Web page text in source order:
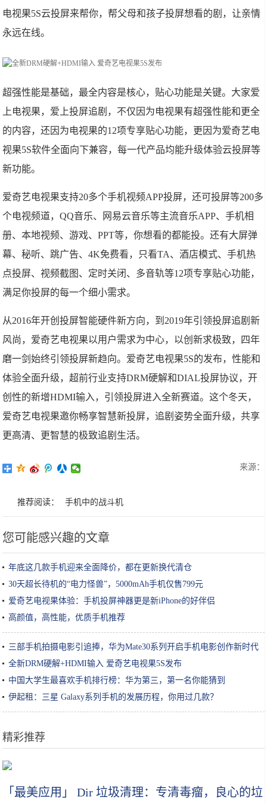
电视果5S云投屏来帮你，帮父母和孩子投屏想看的剧，让亲情
永远在线。
超强性能是基础，最全内容是核心，贴心功能是关键。大家爱
上电视果，爱上投屏追剧，不仅因为电视果有超强性能和更全
的内容，还因为电视果的12项专享贴心功能，更因为爱奇艺电
视果5S软件全面向下兼容，每一代产品均能升级体验云投屏等
新功能。
爱奇艺电视果支持20多个手机视频APP投屏，还可投屏等200多
个电视频道，QQ音乐、网易云音乐等主流音乐APP、手机相
册、本地视频、游戏、PPT等，你想看的都能投。还有大屏弹
幕、秘听、跳广告、4K免费看，只看TA、酒店模式、手机热
点投屏、视频截图、定时关闭、多音轨等12项专享贴心功能，
满足你投屏的每一个细小需求。
从2016年开创投屏智能硬件新方向，到2019年引领投屏追剧新
风尚，爱奇艺电视果以用户需求为中心，以创新求极致，四年
磨一剑始终引领投屏新趋向。爱奇艺电视果5S的发布，性能和
体验全面升级，超前行业支持DRM硬解和DIAL投屏协议，开
创性的新增HDMI输入，引领投屏进入全新赛道。这个冬天，
爱奇艺电视果邀你畅享智慧新投屏，追剧姿势全面升级，共享
更高清、更智慧的极致追剧生活。
来源：
推荐阅读： 手机中的战斗机
您可能感兴趣的文章
年底这几款手机迎来全面降价，都在更新换代清仓
30天超长待机的“电力怪兽”，5000mAh手机仅售799元
爱奇艺电视果体验：手机投屏神器更是新iPhone的好伴侣
高颜值，高性能，优质手机推荐
三部手机拍摄电影引追捧，华为Mate30系列开启手机电影创作新时代
全新DRM硬解+HDMI输入 爱奇艺电视果5S发布
中国大学生最喜欢手机排行榜：华为第三，第一名你能猜到
伊起租：三星 Galaxy系列手机的发展历程，你用过几款？
精彩推荐
「最美应用」 Dir 垃圾清理：专清毒瘤，良心的垃